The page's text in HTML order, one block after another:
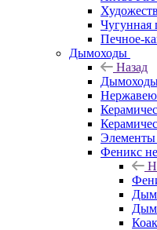
Чугунная
Печное-
Дымоходы
Назад
Элементы
Феникс